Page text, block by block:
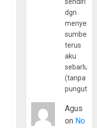
dgn
sumber
terus
aku
(tanpa
Agus
on No